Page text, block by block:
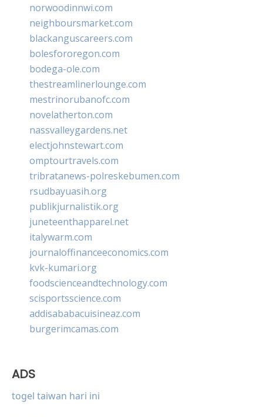
norwoodinnwi.com
neighboursmarket.com
blackanguscareers.com
bolesfororegon.com
bodega-ole.com
thestreamlinerlounge.com
mestrinorubanofc.com
novelatherton.com
nassvalleygardens.net
electjohnstewart.com
omptourtravels.com
tribratanews-polreskebumen.com
rsudbayuasih.org
publikjurnalistik.org
juneteenthapparel.net
italywarm.com
journaloffinanceeconomics.com
kvk-kumari.org
foodscienceandtechnology.com
scisportsscience.com
addisababacuisineaz.com
burgerimcamas.com
ADS
togel taiwan hari ini